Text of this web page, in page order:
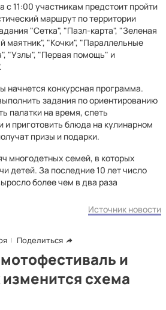
с 11:00 участникам предстоит пройти
маршрут по территории
"Сетка", "Пазл-карта", "Зеленая
маятник", "Кочки", "Параллельные
"Узлы", "Первая помощь" и
начнется конкурсная программа.
задания по ориентированию
палатки на время, спеть
и приготовить блюда на кулинарном
призы и подарки.
многодетных семей, в которых
детей. За последние 10 лет число
более чем в два раза
Источник новости
Поделиться
и
схема